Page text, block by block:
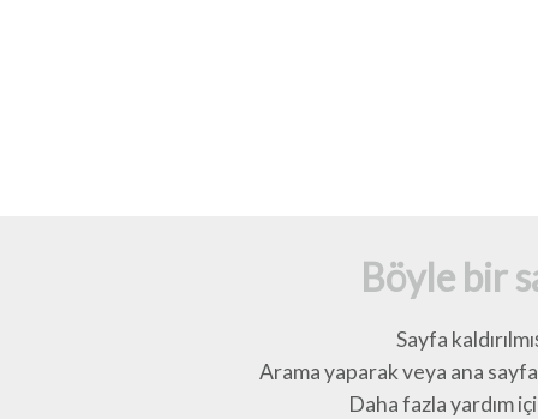
Böyle bir
Sayfa
Arama yaparak veya ana
Daha fazla yardım